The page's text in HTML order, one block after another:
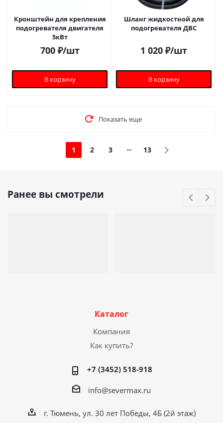
Кронштейн для крепления
подогревателя двигателя
5кВт
700₽/шт
В корзину
Шланг жидкостной для
подогревателя ДВС
1 020 ₽/шт
В корзину
Показать еще
1 2 3 13
Ранее вы смотрели
Каталог
Компания
Как купить?
+7 (3452) 518-918
info@severmax.ru
г. Тюмень, ул. 30 лет Победы, 4Б (2й этаж)